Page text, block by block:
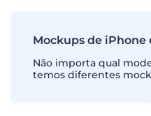
Mockups de
Não importa qual
temos diferentes